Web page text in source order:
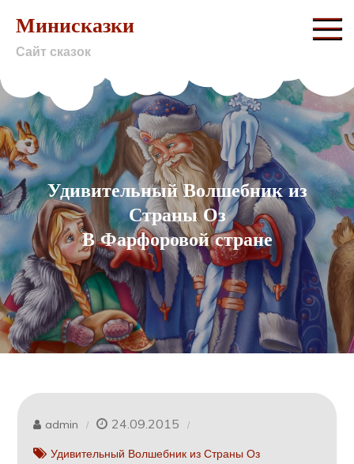
content
Минисказки
Сайт сказок
Удивительный Волшебник из
Страны Оз
В Фарфоровой стране
admin 24.09.2015
Удивительный Волшебник из Страны Оз